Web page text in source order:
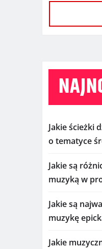
Jakie ścieżki
o tematyce
Jakie są
muzyką w
Jakie są
muzykę
Jakie